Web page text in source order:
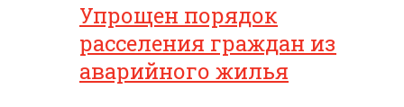
Упрощен порядок
расселения граждан из
аварийного жилья